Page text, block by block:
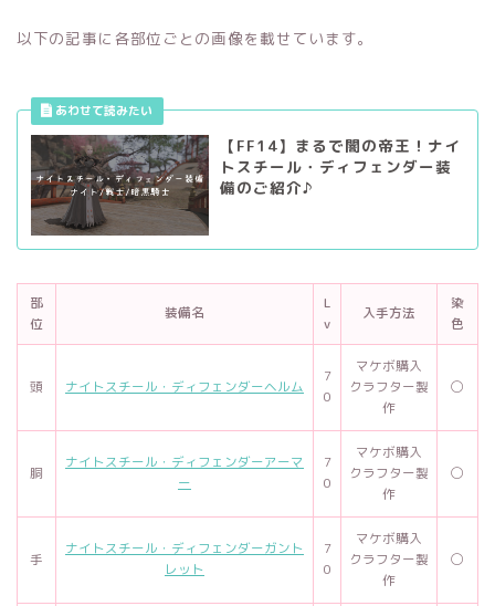
以下の記事に各部位ごとの画像を載せています。
【FF14】まるで闇の帝王！ナイ
トスチール・ディフェンダー装
備のご紹介♪
部
位
装備名
L
v
入手方法
染
色
頭 ナイトスチール・ディフェンダーヘルム
7
0
マケボ購入
クラフター製
作
◯
胴
ナイトスチール・ディフェンダーアーマ
ー
7
0
マケボ購入
クラフター製
作
◯
手
ナイトスチール・ディフェンダーガント
レット
7
0
マケボ購入
クラフター製
作
◯